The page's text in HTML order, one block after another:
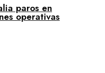
paros en
operativas